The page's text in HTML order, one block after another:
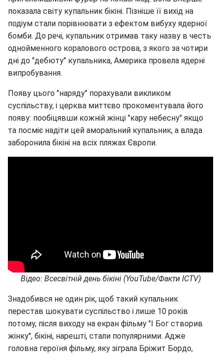
показала світу купальник бікіні. Пізніше її вихід на
подіум стали порівнювати з ефектом вибуху ядерної
бомби. До речі, купальник отримав таку назву в честь
однойменного коралового острова, з якого за чотири
дні до "дебюту" купальника, Америка провела ядерні
випробування.
Появу цього "наряду" порахували викликом
суспільству, і церква миттєво прокоментувала його
появу: пообіцявши кожній жінці "кару небесну" якщо
та посміє надіти цей аморальний купальник, а влада
заборонила бікіні на всіх пляжах Європи.
Відео: Всесвітній день бікіні (YouTube/Факти ICTV)
Знадобився не один рік, щоб такий купальник
перестав шокувати суспільство і лише 10 років
потому, після виходу на екран фільму "І Бог створив
жінку", бікіні, нарешті, стали популярними. Адже
головна героїня фільму, яку зіграла Бріжит Бордо,